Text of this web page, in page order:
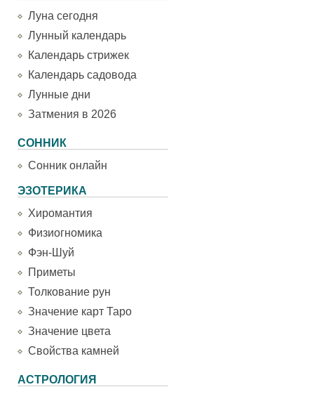
Луна сегодня
Лунный календарь
Календарь стрижек
Календарь садовода
Лунные дни
Затмения в 2026
СОННИК
Сонник онлайн
ЭЗОТЕРИКА
Хиромантия
Физиогномика
Фэн-Шуй
Приметы
Толкование рун
Значение карт Таро
Значение цвета
Свойства камней
АСТРОЛОГИЯ